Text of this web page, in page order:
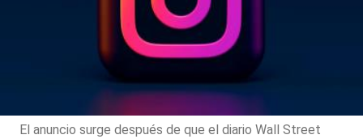
El anuncio surge después de que el diario Wall Street